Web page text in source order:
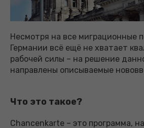
Несмотря на все миграционные
Германии всё ещё не хватает
рабочей силы – на решение
направлены описываемые
Что это такое?
Chancenkarte – это программа,